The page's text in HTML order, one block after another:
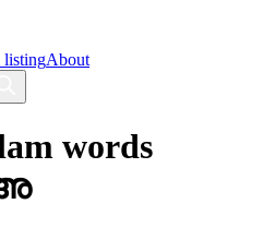
listingAbout
words
അ